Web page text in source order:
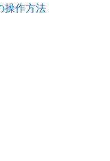
操作方法